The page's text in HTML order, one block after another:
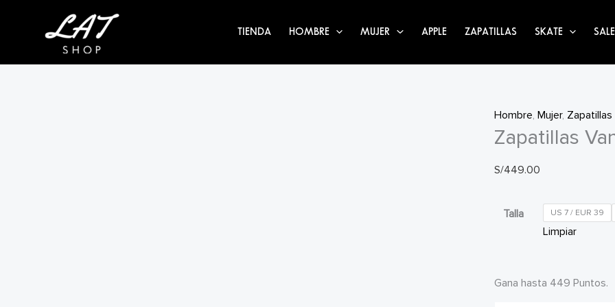
TIENDA HOMBRE MUJER APPLE ZAPATILLAS SKATE SALE
Hombre, Mujer, Zapatillas
Zapatillas
S/449.00
Talla US 7 / EUR 39
Limpiar
Gana hasta 449 Puntos.